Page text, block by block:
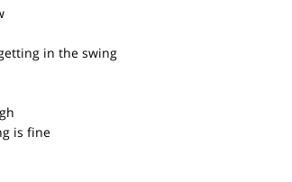
in the swing
is fine